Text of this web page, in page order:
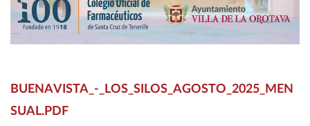
BUENAVISTA_-_LOS_SILOS_AGOSTO_2025_MEN
SUAL.PDF